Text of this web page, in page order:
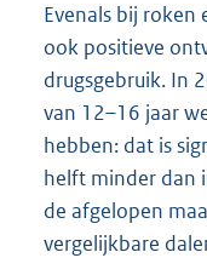
Evenals bij roken
ook positieve
drugsgebruik. In
van 12–16 jaar
hebben: dat is
helft minder dan
de afgelopen
vergelijkbare